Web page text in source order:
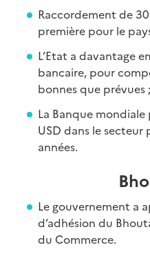
Raccordement de
première pour le
L’Etat a davantage
bancaire, pour
bonnes que prévues ;
La Banque
USD dans le secteur
années.
Le gouvernement a
d’adhésion du
du Commerce.